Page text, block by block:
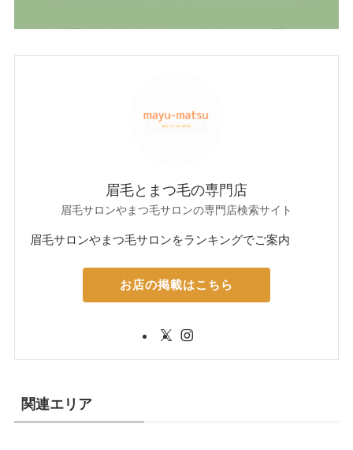
眉毛とまつ毛の専門店
眉毛サロンやまつ毛サロンの専門店検索サイト
眉毛サロンやまつ毛サロンをランキングでご案内
お店の掲載はこちら
関連エリア